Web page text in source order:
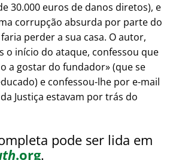
30.000 euros de danos diretos), e
corrupção absurda por parte do
perder a sua casa. O autor,
o início do ataque, confessou que
a gostar do fundador (que se
e confessou-lhe por e-mail
Justiça estavam por trás do
pode ser lida em
.org.